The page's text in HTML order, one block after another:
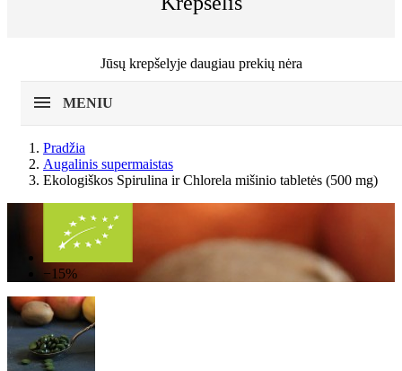
Jūsų krepšelyje daugiau prekių nėra
MENIU
Pradžia
Augalinis supermaistas
Ekologiškos Spirulina ir Chlorela mišinio tabletės (500 mg)
−15%